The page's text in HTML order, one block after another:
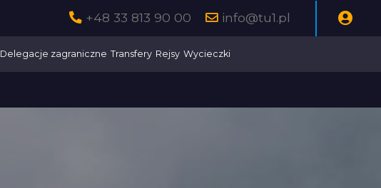
+48 33 813 90 00 info@tu1.pl
Delegacje zagraniczne Transfery Rejsy Wycieczki